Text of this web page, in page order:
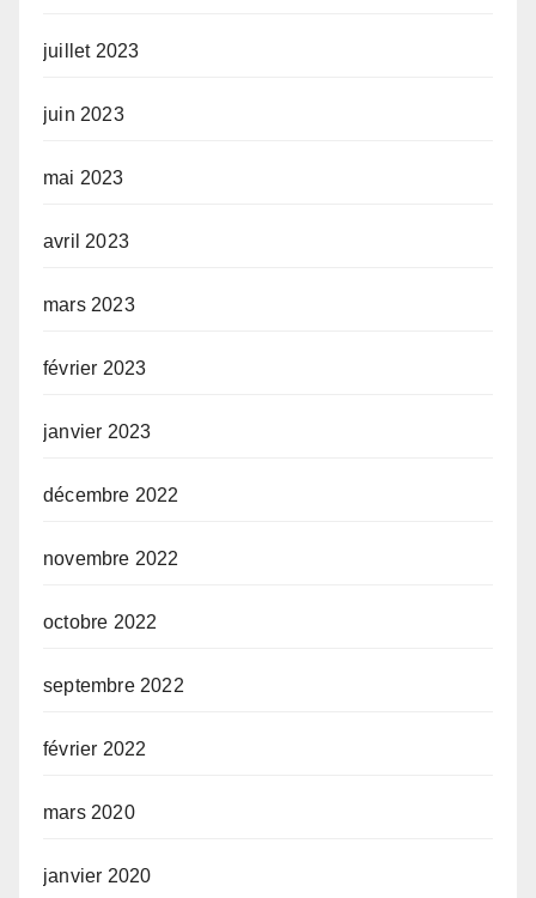
juillet 2023
juin 2023
mai 2023
avril 2023
mars 2023
février 2023
janvier 2023
décembre 2022
novembre 2022
octobre 2022
septembre 2022
février 2022
mars 2020
janvier 2020